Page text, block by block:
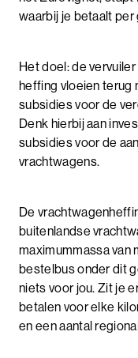
waarbij je betaalt
Het doel: de
heffing vloeien terug
subsidies voor de
Denk hierbij aan
subsidies voor de
vrachtwagens.
De
buitenlandse
maximummassa van
bestelbus onder dit
niets voor jou. Zit je
betalen voor elke
en een aantal